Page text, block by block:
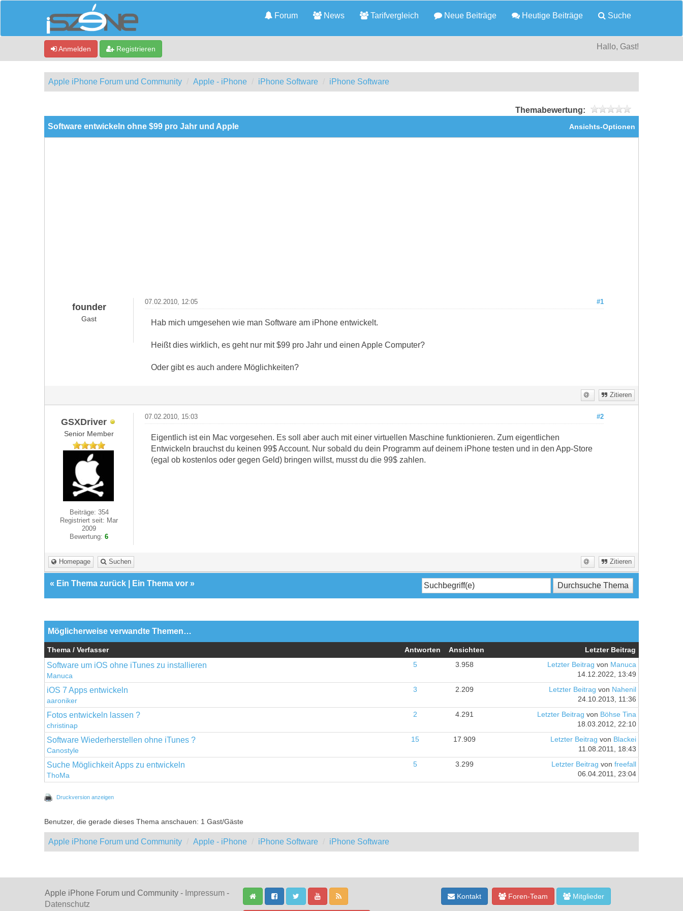
Forum News Tarifvergleich Neue Beiträge Heutige Beiträge Suche
Anmelden Registrieren Hallo, Gast!
Apple iPhone Forum und Community Apple - iPhone iPhone Software iPhone Software
Themabewertung:
Ansichts-Optionen
Software entwickeln ohne $99 pro Jahr und Apple
founder
Gast
#1
07.02.2010, 12:05
Hab mich umgesehen wie man Software am iPhone entwickelt.
Heißt dies wirklich, es geht nur mit $99 pro Jahr und einen Apple Computer?
Oder gibt es auch andere Möglichkeiten?
Zitieren
GSXDriver
Senior Member
Beiträge: 354
Registriert seit: Mar
2009
Bewertung:6
#2
07.02.2010, 15:03
Eigentlich ist ein Mac vorgesehen. Es soll aber auch mit einer virtuellen Maschine funktionieren. Zum eigentlichen
Entwickeln brauchst du keinen 99$ Account. Nur sobald du dein Programm auf deinem iPhone testen und in den App-Store
(egal ob kostenlos oder gegen Geld) bringen willst, musst du die 99$ zahlen.
Homepage Suchen Zitieren
« Ein Thema zurück Ein Thema vor »
Möglicherweise verwandte Themen…
Thema / Verfasser Antworten Ansichten Letzter Beitrag
Software um iOS ohne iTunes zu installieren
Manuca
5 3.958 Letzter Beitrag von Manuca
14.12.2022, 13:49
iOS 7 Apps entwickeln
aaroniker
3 2.209 Letzter Beitrag von Nahenil
24.10.2013, 11:36
Fotos entwickeln lassen ?
christinap
2 4.291 Letzter Beitrag von Böhse Tina
18.03.2012, 22:10
Software Wiederherstellen ohne iTunes ?
Canostyle
15 17.909 Letzter Beitrag von Blackei
11.08.2011, 18:43
Suche Möglichkeit Apps zu entwickeln
ThoMa
5 3.299 Letzter Beitrag von freefall
06.04.2011, 23:04
Druckversion anzeigen
Benutzer, die gerade dieses Thema anschauen: 1 Gast/Gäste
Apple iPhone Forum und Community Apple - iPhone iPhone Software iPhone Software
Apple iPhone Forum und Community - Impressum -
Datenschutz
Kontakt Foren-Team Mitglieder